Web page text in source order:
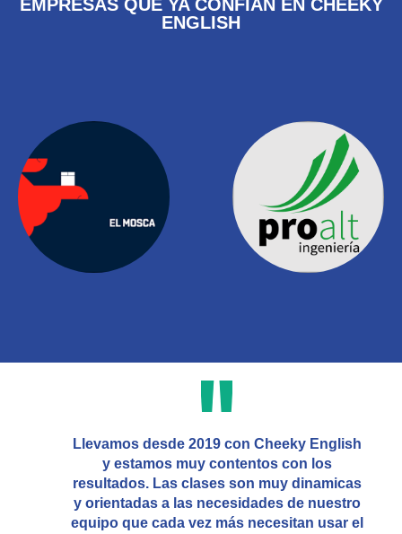
EMPRESAS QUE YA CONFÍAN EN CHEEKY
ENGLISH
Llevamos desde 2019 con Cheeky English
y estamos muy contentos con los
resultados. Las clases son muy dinamicas
y orientadas a las necesidades de nuestro
equipo que cada vez más necesitan usar el